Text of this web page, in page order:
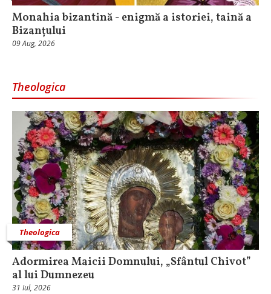
Monahia bizantină - enigmă a istoriei, taină a
Bizanțului
09 Aug, 2026
Theologica
Theologica
Adormirea Maicii Domnului, „Sfântul Chivot”
al lui Dumnezeu
31 Iul, 2026